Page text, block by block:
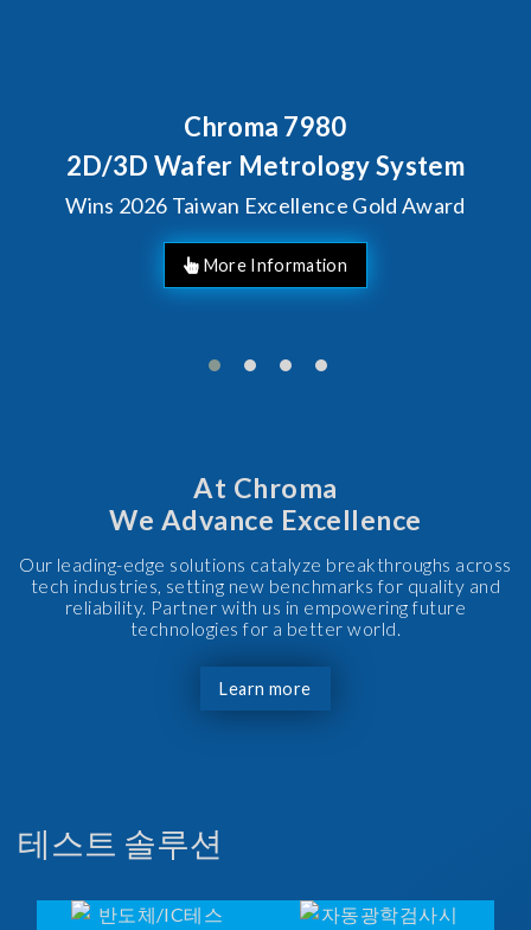
Behind Every Optics Breakthrough
Chroma's Reliability Test
Solutions for SiPh/PIC
Manufacturing
At Chroma
We Advance Excellence
Our leading-edge solutions catalyze breakthroughs across
tech industries, setting new benchmarks for quality and
reliability. Partner with us in empowering future
technologies for a better world.
Learn more
테스트 솔루션